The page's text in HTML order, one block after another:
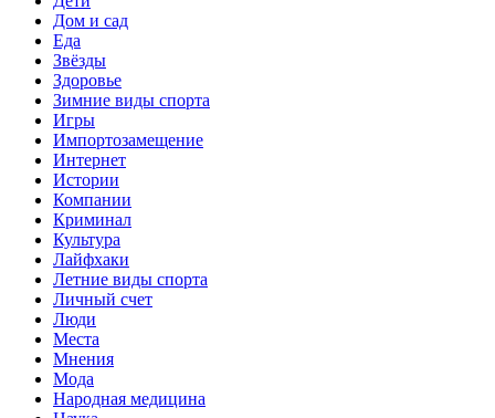
Дом и сад
Еда
Звёзды
Здоровье
Зимние виды спорта
Игры
Импортозамещение
Интернет
Истории
Компании
Криминал
Культура
Лайфхаки
Летние виды спорта
Личный счет
Люди
Места
Мнения
Мода
Народная медицина